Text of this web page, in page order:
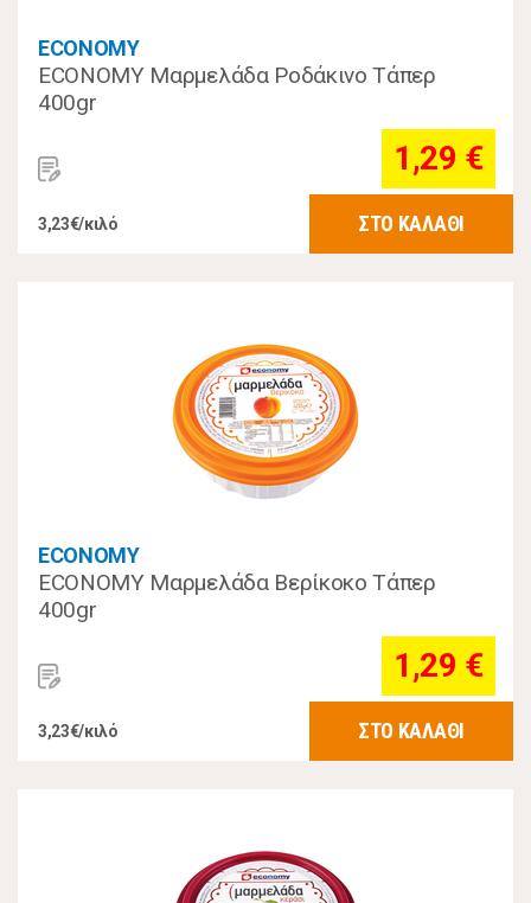
ECONOMY
ECONOMY Μαρμελάδα Ροδάκινο Τάπερ
400gr
1,29 €
3,23€/κιλό ΣΤΟ ΚΑΛΑΘΙ
ECONOMY
ECONOMY Μαρμελάδα Βερίκοκο Τάπερ
400gr
1,29 €
3,23€/κιλό ΣΤΟ ΚΑΛΑΘΙ